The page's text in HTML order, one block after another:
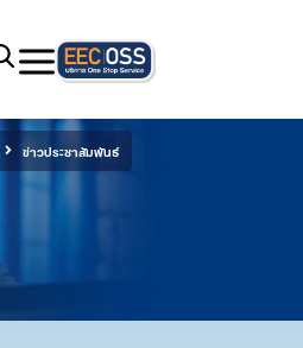
ข่าวประชาสัมพันธ์